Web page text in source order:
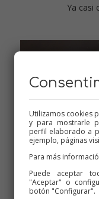
Ya casi
Utilizamos cookies
y para mostrarle
perfil elaborado a
ejemplo, páginas
Para más
Puede aceptar
"Aceptar" o
botón "Configurar".